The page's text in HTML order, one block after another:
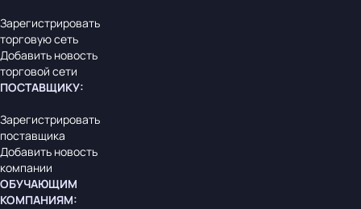
Зарегистрировать
торговую сеть
Добавить новость
торговой сети
ПОСТАВЩИКУ:
Зарегистрировать
поставщика
Добавить новость
компании
ОБУЧАЮЩИМ
КОМПАНИЯМ: